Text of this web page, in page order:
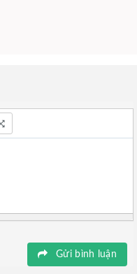
Gửi bình luận